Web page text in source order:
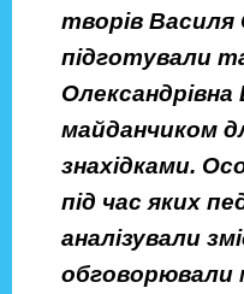
творів Василя
підготували
Олександрівна
майданчиком
знахідками.
під час яких
аналізували
обговорювали